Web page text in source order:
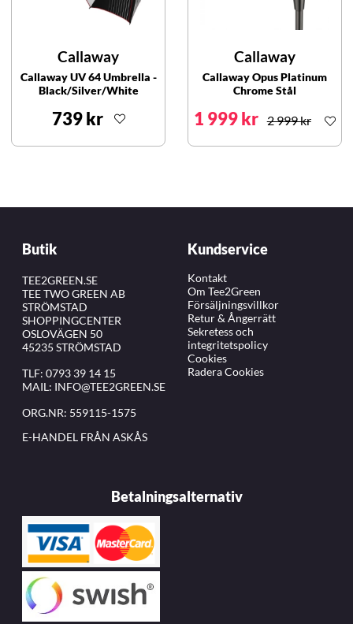
Callaway
Callaway UV 64 Umbrella -
Black/Silver/White
739 kr
Callaway
Callaway Opus Platinum
Chrome Stål
1 999 kr 2 999 kr
Butik
TEE2GREEN.SE
TEE TWO GREEN AB
STRÖMSTAD
SHOPPINGCENTER
OSLOVÄGEN 50
45235 STRÖMSTAD
TLF: 0793 39 14 15
MAIL: INFO@TEE2GREEN.SE
ORG.NR: 559115-1575
E-HANDEL FRÅN ASKÅS
Kundservice
Kontakt
Om Tee2Green
Försäljningsvillkor
Retur & Ångerrätt
Sekretess och
integritetspolicy
Cookies
Radera Cookies
Betalningsalternativ